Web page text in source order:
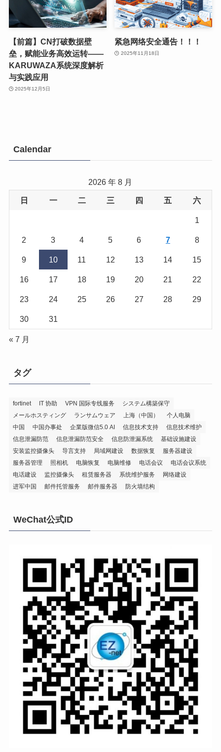
【前篇】CN打破数据壁
垒，赋能业务高效运转——
KARUWAZA系统深度解析
与实践应用
2025年12月5日
紧急网络安全通告！！！
2025年11月18日
Calendar
2026 年 8 月
日 一 二 三 四 五 六
1
2 3 4 5 6 7 8
9 10 11 12 13 14 15
16 17 18 19 20 21 22
23 24 25 26 27 28 29
30 31
« 7 月
タグ
fortinet IT 协助 VPN 国际专线服务
システム構築保守
メールホスティング
ランサムウェア 上海（中国）
个人电脑
中国
中国办事处 企業版微信5.0 AI 信息技术支持
信息技术维护
信息泄漏防范
信息泄漏防范安全 信息防泄漏系统
基础设施建设
安装监控摄像头
导言支持 局域网建设 数据恢复
服务器建设
服务器管理
照相机 电脑恢复 电脑维修 电话会议
电话会议系统
电话建设
监控摄像头 租赁服务器 系统维护服务
网络建设
进军中国
邮件托管服务 邮件服务器 防火墙结构
WeChat公式ID